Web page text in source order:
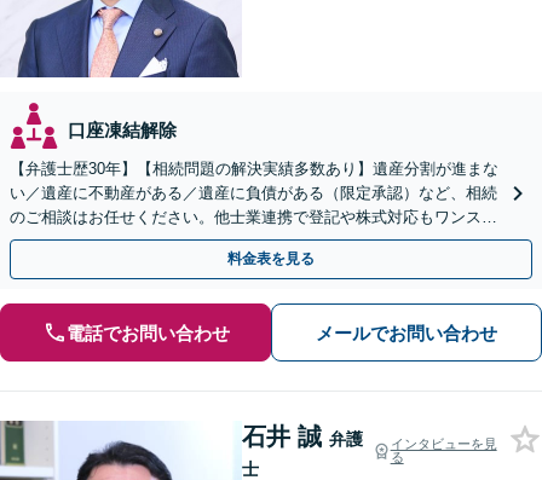
口座凍結解除
【弁護士歴30年】【相続問題の解決実績多数あり】遺産分割が進まな
い／遺産に不動産がある／遺産に負債がある（限定承認）など、相続
のご相談はお任せください。他士業連携で登記や株式対応もワンスト
ップ対応します【土日祝対応可】【関内4分】
料金表を見る
電話でお問い合わせ メールでお問い合わせ
石井 誠 弁護
士
インタビューを見
る